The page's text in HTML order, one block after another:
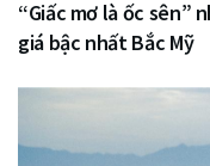
“Giấc mơ là ốc sên”
giá bậc nhất Bắc Mỹ